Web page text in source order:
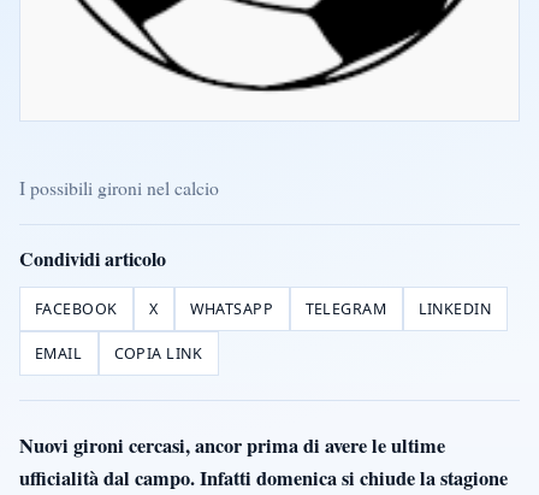
I possibili gironi nel calcio
Condividi articolo
FACEBOOK X WHATSAPP TELEGRAM LINKEDIN
EMAIL COPIA LINK
Nuovi gironi cercasi, ancor prima di avere le ultime
ufficialità dal campo. Infatti domenica si chiude la stagione